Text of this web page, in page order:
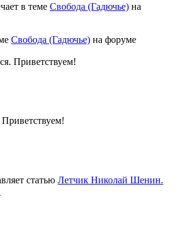
в теме Свобода (Гадючье) на
Свобода (Гадючье) на форуме
Приветствуем!
Приветствуем!
статью Летчик Николай Шенин.